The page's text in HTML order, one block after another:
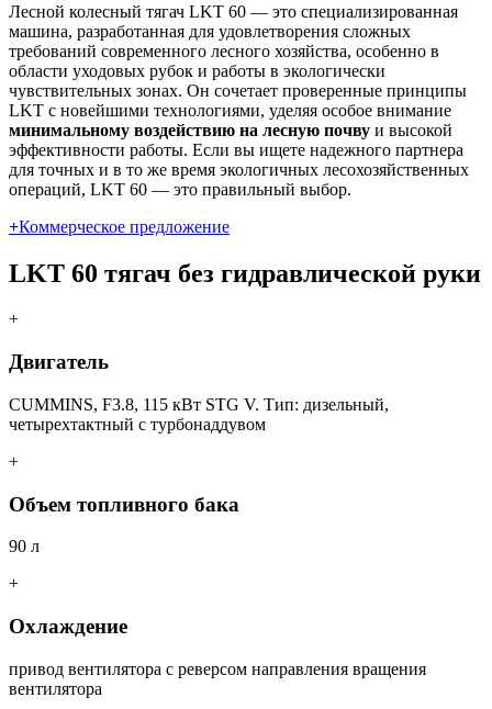
Лесной колесный тягач LKT 60 — это специализированная
машина, разработанная для удовлетворения сложных
требований современного лесного хозяйства, особенно в
области уходовых рубок и работы в экологически
чувствительных зонах. Он сочетает проверенные принципы
LKT с новейшими технологиями, уделяя особое внимание
минимальному воздействию на лесную почву и высокой
эффективности работы. Если вы ищете надежного партнера
для точных и в то же время экологичных лесохозяйственных
операций, LKT 60 — это правильный выбор.
+Коммерческое предложение
LKT 60 тягач без гидравлической руки
+
Двигатель
CUMMINS, F3.8, 115 кВт STG V. Тип: дизельный,
четырехтактный с турбонаддувом
+
Объем топливного бака
90 л
+
Охлаждение
привод вентилятора с реверсом направления вращения
вентилятора